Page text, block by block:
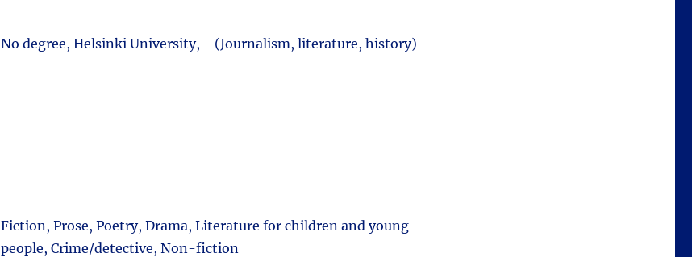
No degree, Helsinki University, - (Journalism, literature, history)
Fiction, Prose, Poetry, Drama, Literature for children and young
people, Crime/detective, Non-fiction